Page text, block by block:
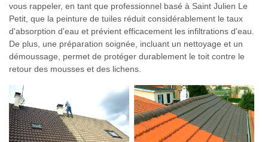
vous rappeler, en tant que professionnel basé à Saint Julien Le
Petit, que la peinture de tuiles réduit considérablement le taux
d'absorption d'eau et prévient efficacement les infiltrations d'eau.
De plus, une préparation soignée, incluant un nettoyage et un
démoussage, permet de protéger durablement le toit contre le
retour des mousses et des lichens.